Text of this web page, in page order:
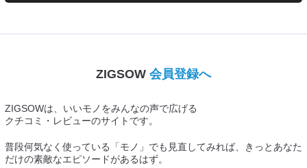
ZIGSOW 会員登録へ
ZIGSOWは、いいモノをみんなの声で広げる
クチコミ・レビューのサイトです。
普段何気なく使っている「モノ」でも見直してみれば、きっとあなた
だけの素敵なエピソードがあるはず。